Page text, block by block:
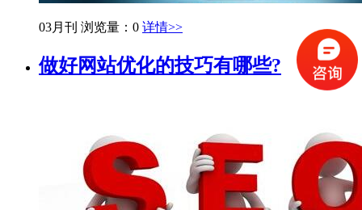
03月刊 浏览量：0 详情>>
做好网站优化的技巧有哪些?